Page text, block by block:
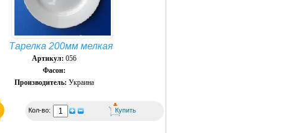
Тарелка 200мм мелкая
Артикул: 056
Фасон:
Производитель: Украина
Кол-во: